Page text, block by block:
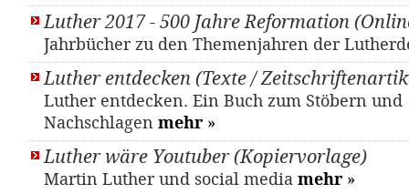
Luther 2017 - 500 Jahre Reformation
Jahrbücher zu den Themenjahren der
Luther entdecken (Texte /
Luther entdecken. Ein Buch zum Stöbern und
Nachschlagen mehr »
Luther wäre Youtuber (Kopiervorlage)
Martin Luther und social media mehr »